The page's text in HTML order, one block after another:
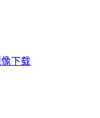
像下载